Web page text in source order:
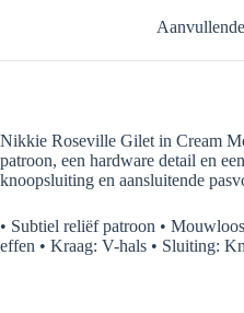
Nikkie Roseville Gilet in Cream
patroon, een hardware detail en
knoopsluiting en aansluitende
• Subtiel reliëf patroon •
effen • Kraag: V-hals • Sluiting: